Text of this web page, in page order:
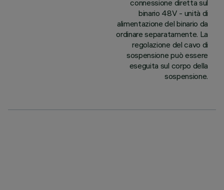
connessione diretta sul
binario 48V - unità di
alimentazione del binario da
ordinare separatamente. La
regolazione del cavo di
sospensione può essere
eseguita sul corpo della
sospensione.